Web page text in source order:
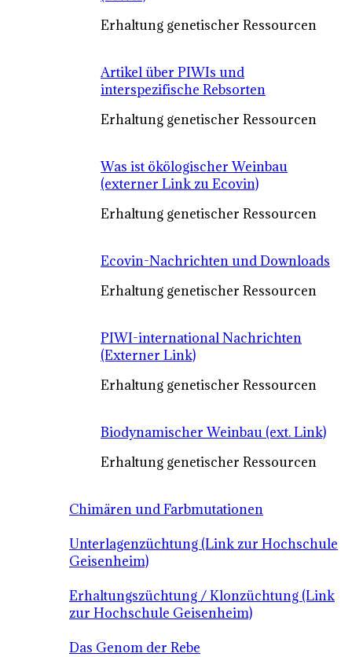
Erhaltung genetischer Ressourcen
Artikel über PIWIs und
interspezifische Rebsorten
Erhaltung genetischer Ressourcen
Was ist ökölogischer Weinbau
(externer Link zu Ecovin)
Erhaltung genetischer Ressourcen
Ecovin-Nachrichten und Downloads
Erhaltung genetischer Ressourcen
PIWI-international Nachrichten
(Externer Link)
Erhaltung genetischer Ressourcen
Biodynamischer Weinbau (ext. Link)
Erhaltung genetischer Ressourcen
Chimären und Farbmutationen
Unterlagenzüchtung (Link zur Hochschule
Geisenheim)
Erhaltungszüchtung / Klonzüchtung (Link
zur Hochschule Geisenheim)
Das Genom der Rebe